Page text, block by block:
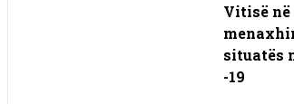
Vitisë në
situatës
-19